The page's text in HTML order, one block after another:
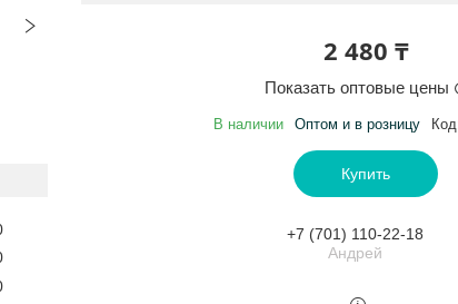
2 480 ₸
Показать оптовые цены
В наличии Оптом и в розницу
Купить
+7 (701) 110-22-18
Андрей